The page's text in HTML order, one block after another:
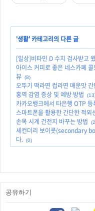
'생활' 카테고리의 다른 글
[일상]비타민 D 수치 검사받고
아이스 커피로 좋은 네스카페
뷰 (8)
오뚜기 떡라면 컵라면 매운맛
홍역 감염 증상 및 예방 방법
카카오뱅크에서 타은행 OTP 등
스마트폰을 활용한 간단한 적외
손목 시계 건전지 바꾸는 방법
세컨더리 보이콧(secondary
다. (0)
공유하기